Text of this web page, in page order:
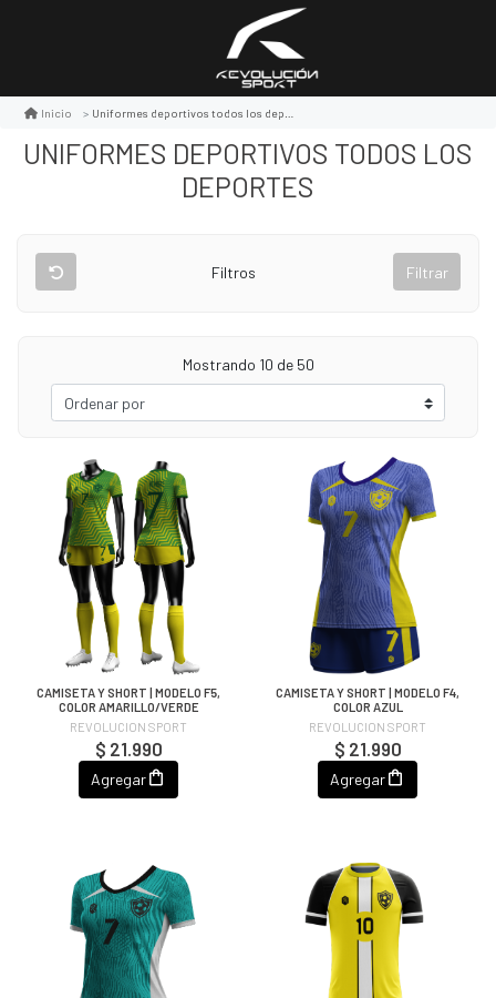
Inicio Uniformes deportivos todos los deportes
UNIFORMES DEPORTIVOS TODOS LOS
DEPORTES
Filtros Filtrar
Mostrando 10 de 50
CAMISETA Y SHORT | MODELO F5,
COLOR AMARILLO/VERDE
REVOLUCION SPORT
$ 21.990
Agregar
CAMISETA Y SHORT | MODELO F4,
COLOR AZUL
REVOLUCION SPORT
$ 21.990
Agregar